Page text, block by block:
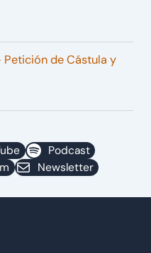
Petición de Cástula y
Podcast
Newsletter